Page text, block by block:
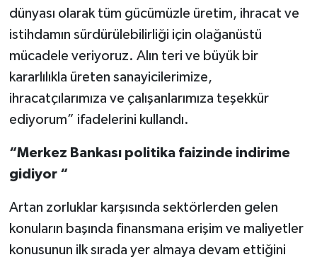
dünyası olarak tüm gücümüzle üretim, ihracat ve
istihdamın sürdürülebilirliği için olağanüstü
mücadele veriyoruz. Alın teri ve büyük bir
kararlılıkla üreten sanayicilerimize,
ihracatçılarımıza ve çalışanlarımıza teşekkür
ediyorum” ifadelerini kullandı.
“Merkez Bankası politika faizinde indirime
gidiyor “
Artan zorluklar karşısında sektörlerden gelen
konuların başında finansmana erişim ve maliyetler
konusunun ilk sırada yer almaya devam ettiğini